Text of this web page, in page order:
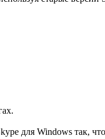
для Windows так,